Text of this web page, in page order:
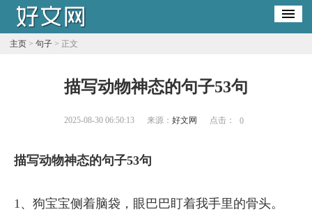
主页> 句子> 正文
描写动物神态的句子53句
2025-08-30 06:50:13 来源： 好文网 点击： 0
描写动物神态的句子53句
1、狗宝宝侧着脑袋，眼巴巴盯着我手里的骨头。